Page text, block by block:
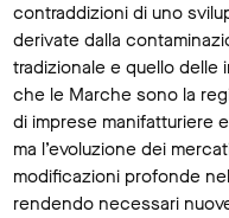
contraddizioni di uno
derivate dalla
tradizionale e quello delle
che le Marche sono la
di imprese manifatturiere
ma l’evoluzione dei
modificazioni profonde
rendendo necessari